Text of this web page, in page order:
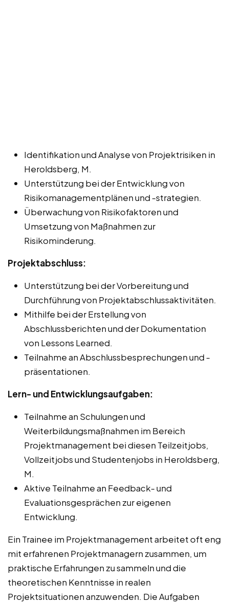
Identifikation und Analyse von Projektrisiken in
Heroldsberg, M.
Unterstützung bei der Entwicklung von
Risikomanagementplänen und -strategien.
Überwachung von Risikofaktoren und
Umsetzung von Maßnahmen zur
Risikominderung.
Projektabschluss:
Unterstützung bei der Vorbereitung und
Durchführung von Projektabschlussaktivitäten.
Mithilfe bei der Erstellung von
Abschlussberichten und der Dokumentation
von Lessons Learned.
Teilnahme an Abschlussbesprechungen und -
präsentationen.
Lern- und Entwicklungsaufgaben:
Teilnahme an Schulungen und
Weiterbildungsmaßnahmen im Bereich
Projektmanagement bei diesen Teilzeitjobs,
Vollzeitjobs und Studentenjobs in Heroldsberg,
M.
Aktive Teilnahme an Feedback- und
Evaluationsgesprächen zur eigenen
Entwicklung.
Ein Trainee im Projektmanagement arbeitet oft eng
mit erfahrenen Projektmanagern zusammen, um
praktische Erfahrungen zu sammeln und die
theoretischen Kenntnisse in realen
Projektsituationen anzuwenden. Die Aufgaben